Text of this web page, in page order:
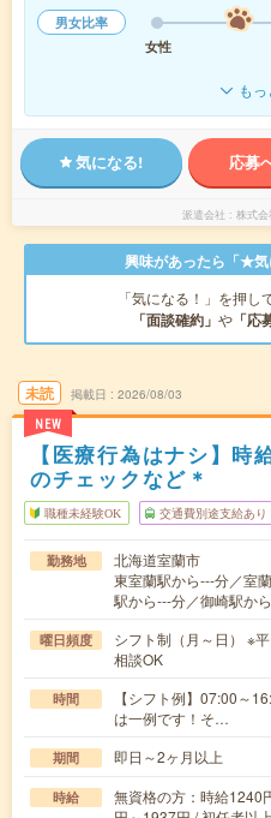
男女比率
女性
も
気になる! 応募
派遣会社 株式会
興味があったら「★気
「気になる！」を押
「面談確約」 や 「応
未読
NEW
掲載日 2026/08/03
【医療行為はナシ】時
のチェックなど＊
職種未経験OK 交通費別途支給あり
勤務地
北海道室蘭市
東室蘭駅から---分／室
駅から---分／御崎駅か
曜日頻度
シフト制（月～日） ※
相談OK
時間
【シフト例】07:00～
は一例です！そ…
期間 即日～2ヶ月以上
時給
無資格の方：時給1240